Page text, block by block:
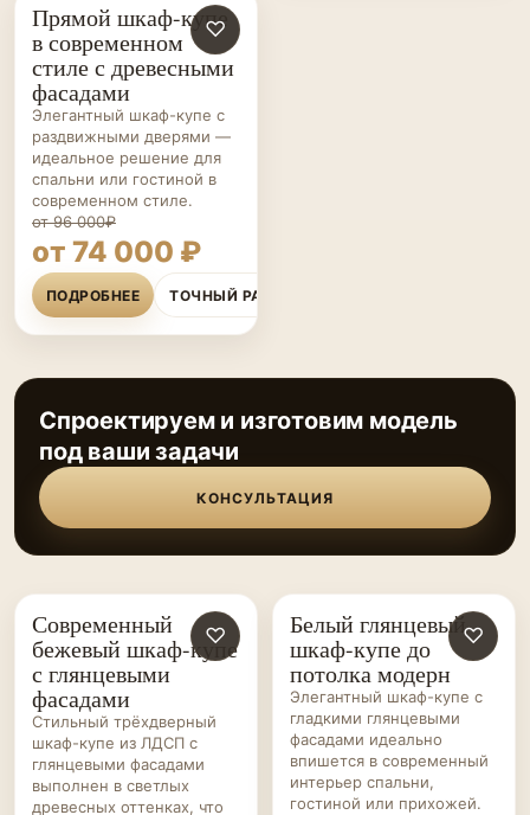
ШКАФЫ-
КУПЕ НА ЗАКАЗ
♡
Прямой шкаф-купе
в современном
стиле с древесными
фасадами
Элегантный шкаф-купе с
раздвижными дверями —
идеальное решение для
спальни или гостиной в
современном стиле.
от 96 000₽
от 74 000 ₽
ПОДРОБНЕЕ ТОЧНЫЙ РАСЧЁТ
Спроектируем и изготовим модель
под ваши задачи
КОНСУЛЬТАЦИЯ
ШКАФЫ-
КУПЕ НА ЗАКАЗ
♡
Современный
бежевый шкаф-купе
с глянцевыми
фасадами
Стильный трёхдверный
шкаф-купе из ЛДСП с
глянцевыми фасадами
выполнен в светлых
древесных оттенках, что
ШКАФЫ-
КУПЕ НА ЗАКАЗ
♡
Белый глянцевый
шкаф-купе до
потолка модерн
Элегантный шкаф-купе с
гладкими глянцевыми
фасадами идеально
впишется в современный
интерьер спальни,
гостиной или прихожей.